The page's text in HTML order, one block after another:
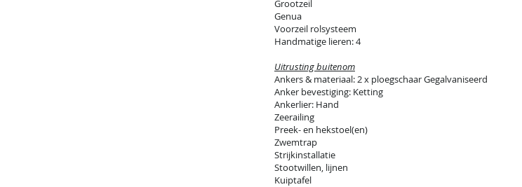
Grootzeil
Genua
Voorzeil rolsysteem
Handmatige lieren: 4
Uitrusting buitenom
Ankers & materiaal: 2 x ploegschaar Gegalvaniseerd
Anker bevestiging: Ketting
Ankerlier: Hand
Zeerailing
Preek- en hekstoel(en)
Zwemtrap
Strijkinstallatie
Stootwillen, lijnen
Kuiptafel